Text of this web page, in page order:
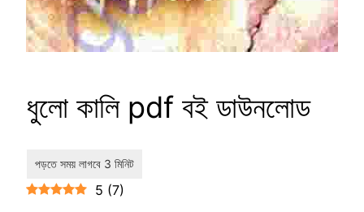
ধুলো কালি pdf বই ডাউনলোড
5 (7)